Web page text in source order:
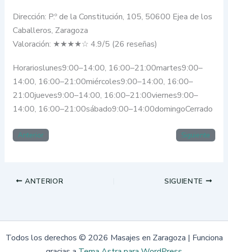
Dirección: P.º de la Constitución, 105, 50600 Ejea de los
Caballeros, Zaragoza
Valoración: ★★★★☆ 4.9/5 (26 reseñas)
Horarioslunes9:00–14:00, 16:00–21:00martes9:00–
14:00, 16:00–21:00miércoles9:00–14:00, 16:00–
21:00jueves9:00–14:00, 16:00–21:00viernes9:00–
14:00, 16:00–21:00sábado9:00–14:00domingoCerrado
Anterior Siguiente
ANTERIOR SIGUIENTE
Todos los derechos © 2026 Masajes en Zaragoza | Funciona